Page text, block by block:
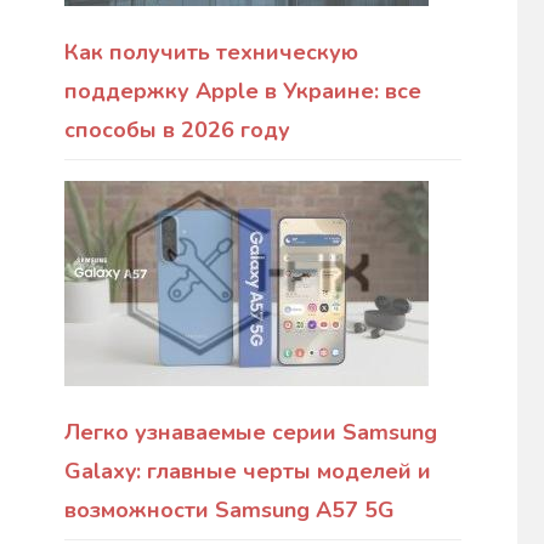
Как получить техническую
поддержку Apple в Украине: все
способы в 2026 году
Легко узнаваемые серии Samsung
Galaxy: главные черты моделей и
возможности Samsung A57 5G